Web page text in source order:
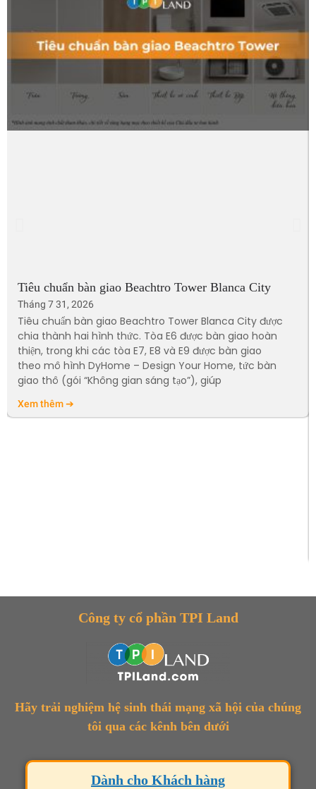
Tiêu chuẩn bàn giao Beachtro Tower Blanca City
Tháng 7 31, 2026
Tiêu chuẩn bàn giao Beachtro Tower Blanca City được
chia thành hai hình thức. Tòa E6 được bàn giao hoàn
thiện, trong khi các tòa E7, E8 và E9 được bàn giao
theo mô hình DyHome – Design Your Home, tức bàn
giao thô (gói “Không gian sáng tạo”), giúp
Xem thêm ➔
Công ty cổ phần TPI Land
Hãy trải nghiệm hệ sinh thái mạng xã hội của chúng
tôi qua các kênh bên dưới
Dành cho Khách hàng